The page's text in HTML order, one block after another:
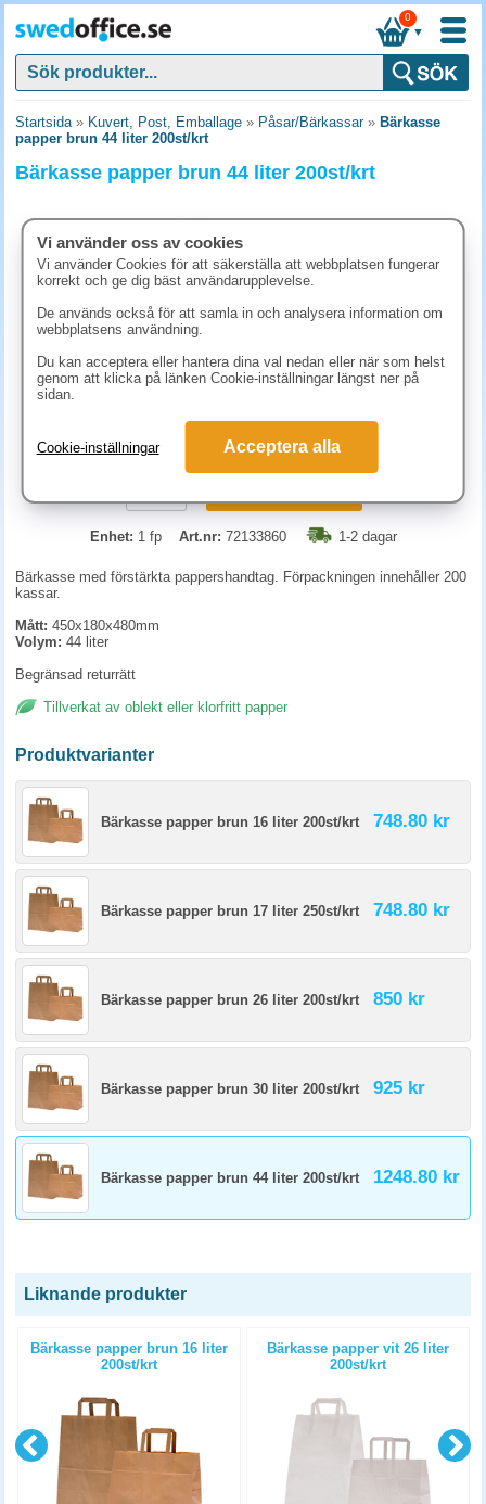
▼
0
Startsida» Kuvert, Post, Emballage » Påsar/Bärkassar» Bärkasse
papper brun 44 liter 200st/krt
Bärkasse papper brun 44 liter 200st/krt
1248.80 kr (inkl. moms)
Enhet: 1 fp Art.nr: 72133860 1-2 dagar
Bärkasse med förstärkta pappershandtag. Förpackningen innehåller 200
kassar.
Mått: 450x180x480mm
Volym: 44 liter
Begränsad returrätt
Tillverkat av oblekt eller klorfritt papper
Produktvarianter
Bärkasse papper brun 16 liter 200st/krt 748.80 kr
Bärkasse papper brun 17 liter 250st/krt 748.80 kr
Bärkasse papper brun 26 liter 200st/krt 850 kr
Bärkasse papper brun 30 liter 200st/krt 925 kr
Bärkasse papper brun 44 liter 200st/krt 1248.80 kr
Liknande produkter
Bärkasse papper brun 16 liter
200st/krt
Bärkasse papper vit 26 liter
200st/krt
Vi använder oss av cookies
Vi använder Cookies för att säkerställa att webbplatsen fungerar
korrekt och ge dig bäst användarupplevelse.
De används också för att samla in och analysera information om
webbplatsens användning.
Du kan acceptera eller hantera dina val nedan eller när som helst
genom att klicka på länken Cookie-inställningar längst ner på
sidan.
Cookie-inställningar Acceptera alla